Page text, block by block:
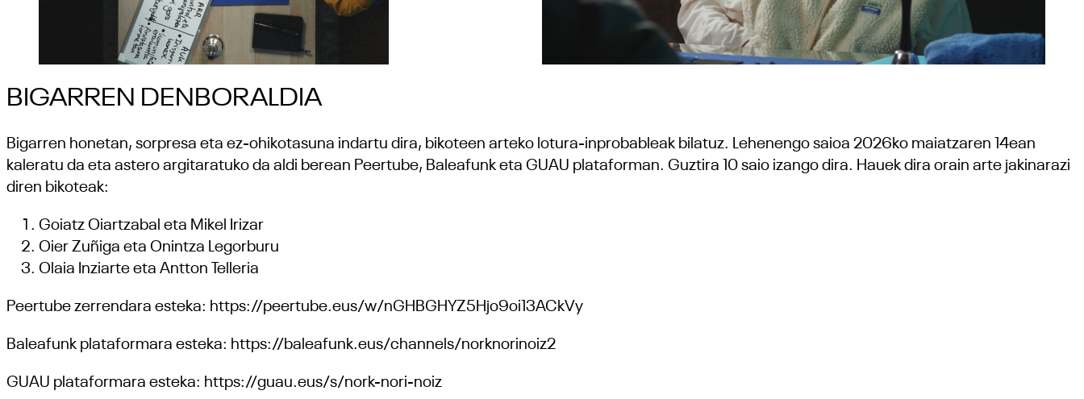
BIGARREN DENBORALDIA
Bigarren honetan, sorpresa eta ez-ohikotasuna indartu dira, bikoteen arteko lotura-inprobableak bilatuz. Lehenengo saioa 2026ko maiatzaren 14ean
kaleratu da eta astero argitaratuko da aldi berean Peertube, Baleafunk eta GUAU plataforman. Guztira 10 saio izango dira. Hauek dira orain arte jakinarazi
diren bikoteak:
Goiatz Oiartzabal eta Mikel Irizar
Oier Zuñiga eta Onintza Legorburu
Olaia Inziarte eta Antton Telleria
Peertube zerrendara esteka: https://peertube.eus/w/nGHBGHYZ5Hjo9oi13ACkVy
Baleafunk plataformara esteka: https://baleafunk.eus/channels/norknorinoiz2
GUAU plataformara esteka: https://guau.eus/s/nork-nori-noiz